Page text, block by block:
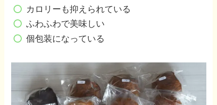
カロリーも抑えられている
ふわふわで美味しい
個包装になっている